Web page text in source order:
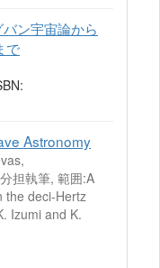
ン宇宙論から
で
Astronomy
担執筆, 範囲:A
the deci-Hertz
Izumi and K.